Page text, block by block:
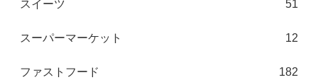
スイーツ 51
スーパーマーケット 12
ファストフード 182